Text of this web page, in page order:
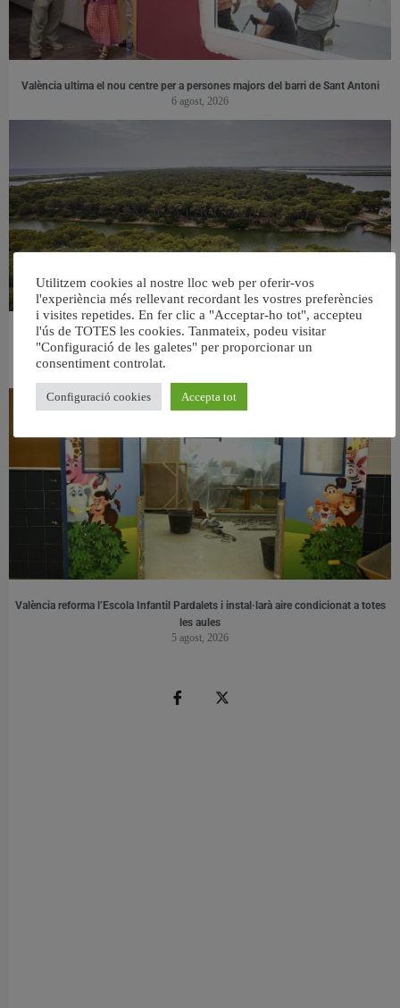
València ultima el nou centre per a persones majors del barri de Sant Antoni
6 agost, 2026
València retira prop de 15.000 litres de residus de la Devesa durant el mes de
juliol
València reforma l’Escola Infantil Pardalets i instal·larà aire condicionat a totes
les aules
5 agost, 2026
Utilitzem cookies al nostre lloc web per oferir-vos
l'experiència més rellevant recordant les vostres preferències
i visites repetides. En fer clic a "Acceptar-ho tot", accepteu
l'ús de TOTES les cookies. Tanmateix, podeu visitar
"Configuració de les galetes" per proporcionar un
consentiment controlat.
Configuració cookies Accepta tot